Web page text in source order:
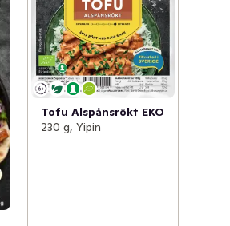
Tofu Alspånsrökt EKO
230 g, Yipin